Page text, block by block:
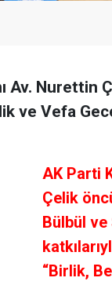
Av. Nurettin
ve Vefa
AK Parti
Çelik
Bülbül ve
“Birlik,